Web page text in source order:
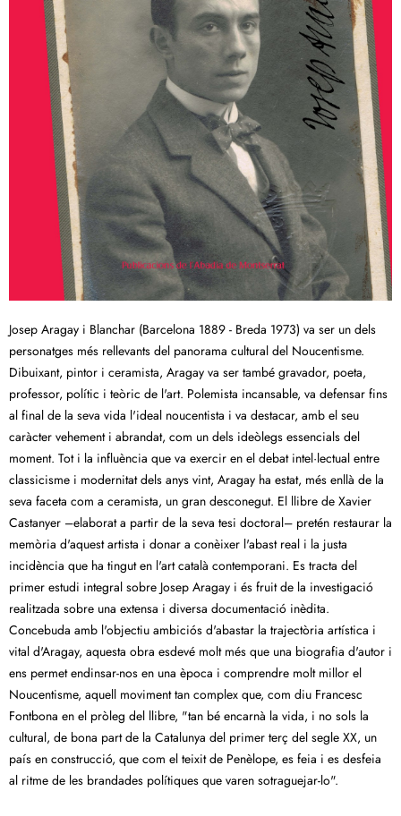
Josep Aragay i Blanchar (Barcelona 1889 - Breda 1973) va ser un dels
personatges més rellevants del panorama cultural del Noucentisme.
Dibuixant, pintor i ceramista, Aragay va ser també gravador, poeta,
professor, polític i teòric de l'art. Polemista incansable, va defensar fins
al final de la seva vida l'ideal noucentista i va destacar, amb el seu
caràcter vehement i abrandat, com un dels ideòlegs essencials del
moment. Tot i la influència que va exercir en el debat intel·lectual entre
classicisme i modernitat dels anys vint, Aragay ha estat, més enllà de la
seva faceta com a ceramista, un gran desconegut. El llibre de Xavier
Castanyer –elaborat a partir de la seva tesi doctoral– pretén restaurar la
memòria d'aquest artista i donar a conèixer l'abast real i la justa
incidència que ha tingut en l'art català contemporani. Es tracta del
primer estudi integral sobre Josep Aragay i és fruit de la investigació
realitzada sobre una extensa i diversa documentació inèdita.
Concebuda amb l'objectiu ambiciós d'abastar la trajectòria artística i
vital d'Aragay, aquesta obra esdevé molt més que una biografia d'autor i
ens permet endinsar-nos en una època i comprendre molt millor el
Noucentisme, aquell moviment tan complex que, com diu Francesc
Fontbona en el pròleg del llibre, "tan bé encarnà la vida, i no sols la
cultural, de bona part de la Catalunya del primer terç del segle XX, un
país en construcció, que com el teixit de Penèlope, es feia i es desfeia
al ritme de les brandades polítiques que varen sotraguejar-lo".